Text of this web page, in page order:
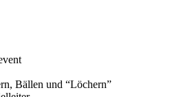
Bällen und “Löchern”